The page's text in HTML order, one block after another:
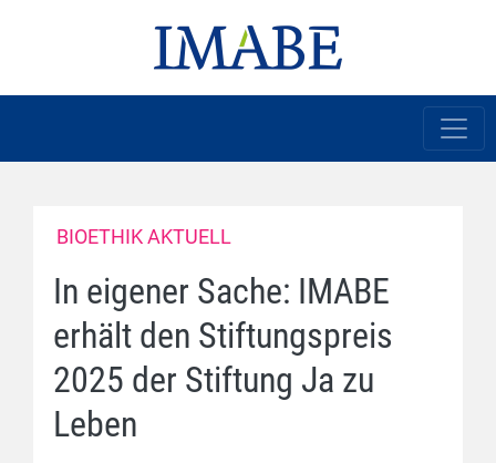
BIOETHIK AKTUELL
In eigener Sache: IMABE
erhält den Stiftungspreis
2025 der Stiftung Ja zu
Leben